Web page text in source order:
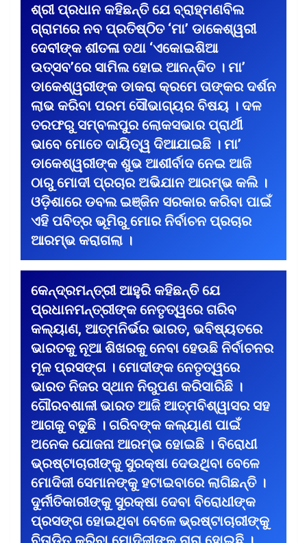
ଶ୍ରୀ ପ୍ରଧାନ କହିଛନ୍ତି ଯେ ବ୍ରାହ୍ମଣବିଲ
ଗ୍ରାମରେ ନବ ପ୍ରତିଷ୍ଠିତ ‘ମା’ ଡାକେଶ୍ୱରୀ
ଦେବୀଙ୍କ ଶୀତଳା ତଥା ‘ଏକୋଇଶିଆ
ଉତ୍ସବ’ରେ ସାମିଲ ହୋଇ ଆନନ୍ଦିତ । ମା’
ଡାକେଶ୍ୱରୀଙ୍କ ଡାକରା କ୍ରମେ ତାଙ୍କର ଦର୍ଶନ
ଲାଭ କରିବା ପରମ ସୌଭାଗ୍ୟର ବିଷୟ । ଦଳ
ତରଫରୁ ସମ୍ବଲପୁର ଲୋକସଭାର ପ୍ରାର୍ଥୀ
ଭାବେ ମୋତେ ଦାୟିତ୍ୱ ଦିଆଯାଇଛି । ମା’
ଡାକେଶ୍ୱରୀଙ୍କ ଶୁଭ ଆଶୀର୍ବାଦ ନେଇ ଆଜି
ଠାରୁ ମୋଦୀ ପ୍ରଚାର ଅଭିଯାନ ଆରମ୍ଭ କଲି ।
ଓଡ଼ିଶାରେ ଡବଲ ଇଞ୍ଜିନ ସରକାର କରିବା ପାଇଁ
ଏହି ପବିତ୍ର ଭୂମିରୁ ମୋର ନିର୍ବାଚନ ପ୍ରଚାର
ଆରମ୍ଭ କରାଗଲା ।
କେନ୍ଦ୍ରମନ୍ତ୍ରୀ ଆହୁରି କହିଛନ୍ତି ଯେ
ପ୍ରଧାନମନ୍ତ୍ରୀଙ୍କ ନେତୃତ୍ୱରେ ଗରିବ
କଲ୍ୟାଣ, ଆତ୍ମନିର୍ଭର ଭାରତ, ଭବିଷ୍ୟତରେ
ଭାରତକୁ ନୂଆ ଶିଖରକୁ ନେବା ହେଉଛି ନିର୍ବାଚନର
ମୂଳ ପ୍ରସଙ୍ଗ । ମୋଦୀଙ୍କ ନେତୃତ୍ୱରେ
ଭାରତ ନିଜର ସ୍ଥାନ ନିରୁପଣ କରିସାରିଛି ।
ଗୌରବଶାଳୀ ଭାରତ ଆଜି ଆତ୍ମବିଶ୍ୱାସର ସହ
ଆଗକୁ ବଢୁଛି । ଗରିବଙ୍କ କଲ୍ୟାଣ ପାଇଁ
ଅନେକ ଯୋଜନା ଆରମ୍ଭ ହୋଇଛି । ବିରୋଧୀ
ଭ୍ରଷ୍ଟାଚାରୀଙ୍କୁ ସୁରକ୍ଷା ଦେଉଥିବା ବେଳେ
ମୋଦିଜୀ ସେମାନଙ୍କୁ ହଟାଇବାରେ ଲାଗିଛନ୍ତି ।
ଦୁର୍ନୀତିକାରୀଙ୍କୁ ସୁରକ୍ଷା ଦେବା ବିରୋଧୀଙ୍କ
ପ୍ରସଙ୍ଗ ହୋଇଥିବା ବେଳେ ଭ୍ରଷ୍ଟାଚାରୀଙ୍କୁ